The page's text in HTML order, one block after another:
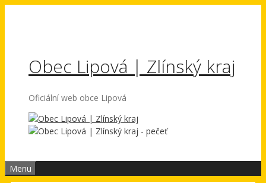
Obec Lipová | Zlínský kraj
Oficiální web obce Lipová
Menu